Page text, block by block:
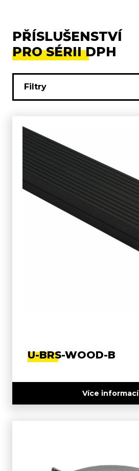
PŘÍSLUŠENSTVÍ
PRO SÉRII DPH
Filtry
U-BRS-WOOD-B
Více informací